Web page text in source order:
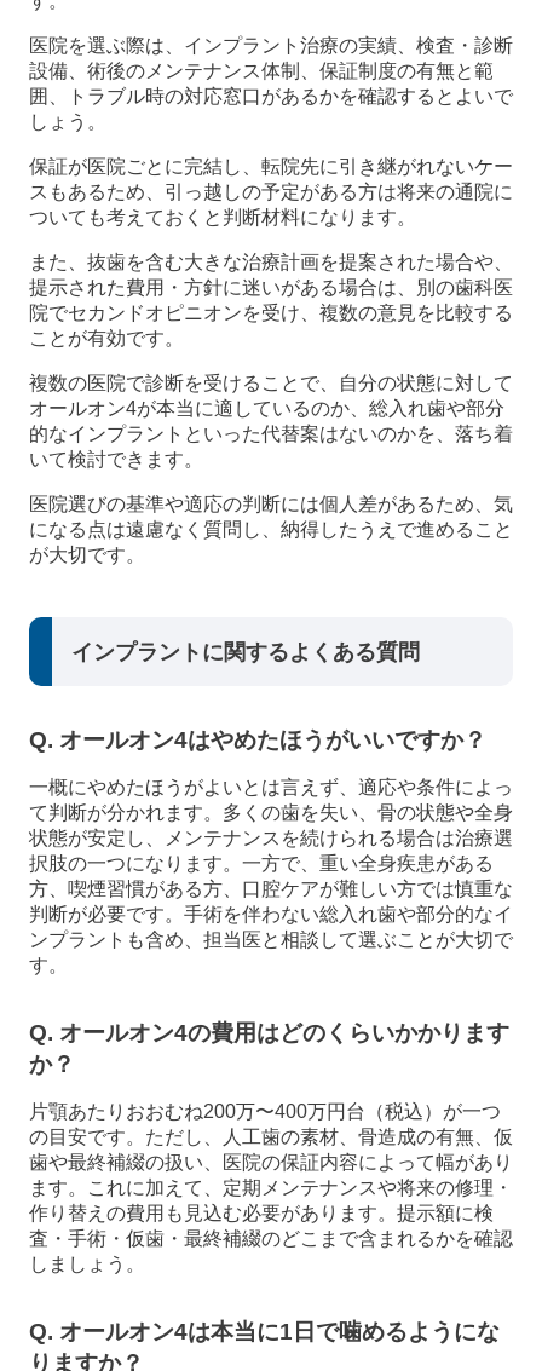
医院を選ぶ際は、インプラント治療の実績、検査・診断
設備、術後のメンテナンス体制、保証制度の有無と範
囲、トラブル時の対応窓口があるかを確認するとよいで
しょう。
保証が医院ごとに完結し、転院先に引き継がれないケー
スもあるため、引っ越しの予定がある方は将来の通院に
ついても考えておくと判断材料になります。
また、抜歯を含む大きな治療計画を提案された場合や、
提示された費用・方針に迷いがある場合は、別の歯科医
院でセカンドオピニオンを受け、複数の意見を比較する
ことが有効です。
複数の医院で診断を受けることで、自分の状態に対して
オールオン4が本当に適しているのか、総入れ歯や部分
的なインプラントといった代替案はないのかを、落ち着
いて検討できます。
医院選びの基準や適応の判断には個人差があるため、気
になる点は遠慮なく質問し、納得したうえで進めること
が大切です。
インプラントに関するよくある質問
Q. オールオン4はやめたほうがいいですか？
一概にやめたほうがよいとは言えず、適応や条件によっ
て判断が分かれます。多くの歯を失い、骨の状態や全身
状態が安定し、メンテナンスを続けられる場合は治療選
択肢の一つになります。一方で、重い全身疾患がある
方、喫煙習慣がある方、口腔ケアが難しい方では慎重な
判断が必要です。手術を伴わない総入れ歯や部分的なイ
ンプラントも含め、担当医と相談して選ぶことが大切で
す。
Q. オールオン4の費用はどのくらいかかります
か？
片顎あたりおおむね200万〜400万円台（税込）が一つ
の目安です。ただし、人工歯の素材、骨造成の有無、仮
歯や最終補綴の扱い、医院の保証内容によって幅があり
ます。これに加えて、定期メンテナンスや将来の修理・
作り替えの費用も見込む必要があります。提示額に検
査・手術・仮歯・最終補綴のどこまで含まれるかを確認
しましょう。
Q. オールオン4は本当に1日で噛めるようにな
りますか？